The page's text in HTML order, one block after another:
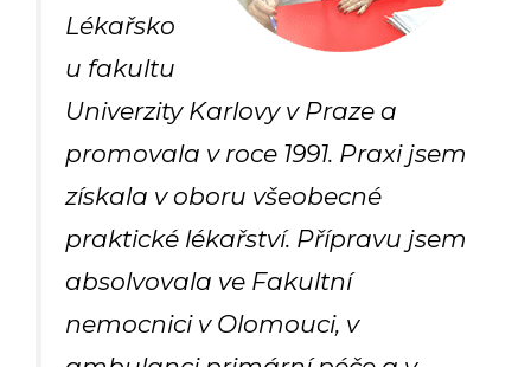
Lékařsko
u fakultu
Univerzity Karlovy v Praze a
promovala v roce 1991. Praxi jsem
získala v oboru všeobecné
praktické lékařství. Přípravu jsem
absolvovala ve Fakultní
nemocnici v Olomouci, v